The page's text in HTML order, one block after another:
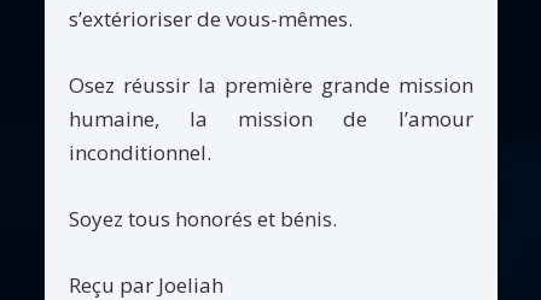
s’extérioriser de vous-mêmes.
Osez réussir la première grande mission
humaine, la mission de l’amour
inconditionnel.
Soyez tous honorés et bénis.
Reçu par Joeliah